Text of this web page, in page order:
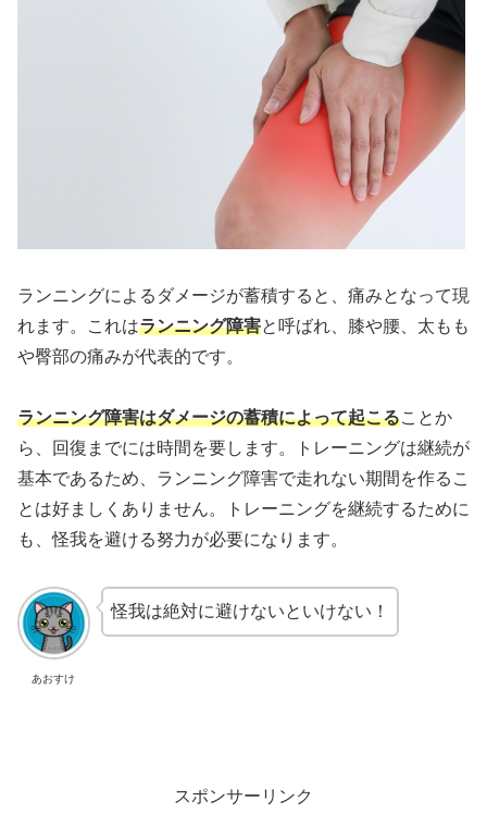
ランニングによるダメージが蓄積すると、痛みとなって現
れます。これはランニング障害と呼ばれ、膝や腰、太もも
や臀部の痛みが代表的です。
ランニング障害はダメージの蓄積によって起こることか
ら、回復までには時間を要します。トレーニングは継続が
基本であるため、ランニング障害で走れない期間を作るこ
とは好ましくありません。トレーニングを継続するために
も、怪我を避ける努力が必要になります。
あおすけ
怪我は絶対に避けないといけない！
スポンサーリンク